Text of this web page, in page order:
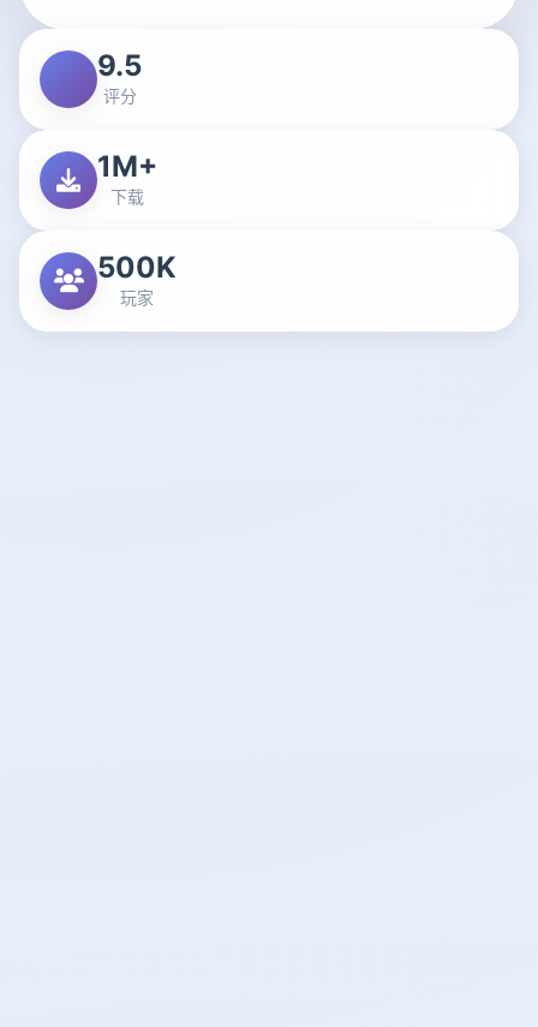
9.5
评分
1M+
下载
500K
玩家